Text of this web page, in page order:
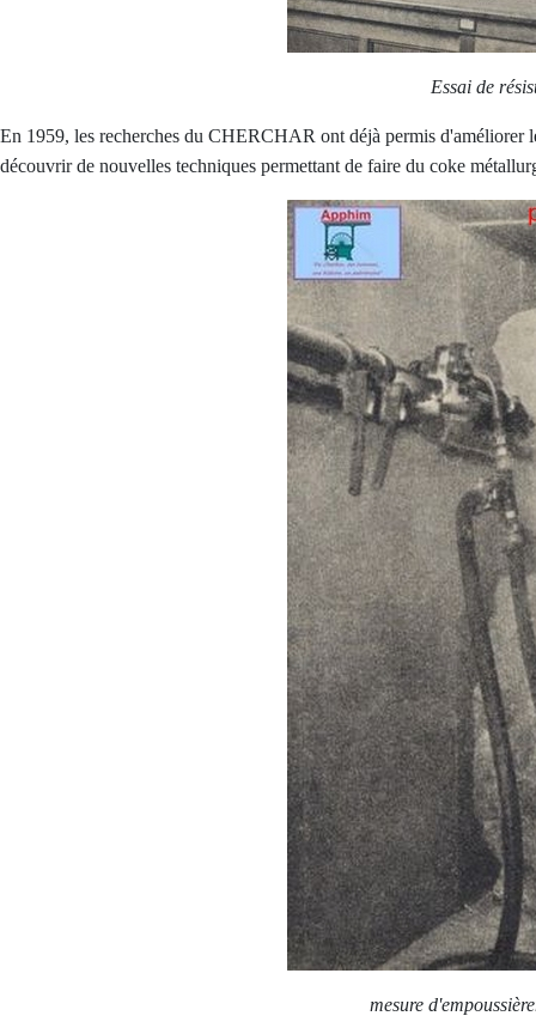
Essai de
En 1959, les recherches du CHERCHAR ont déjà permis d'améliorer
découvrir de nouvelles techniques permettant de faire du coke
mesure